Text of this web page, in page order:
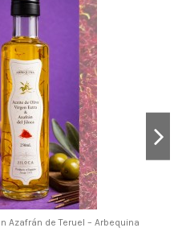
Azafrán de Teruel – Arbequina